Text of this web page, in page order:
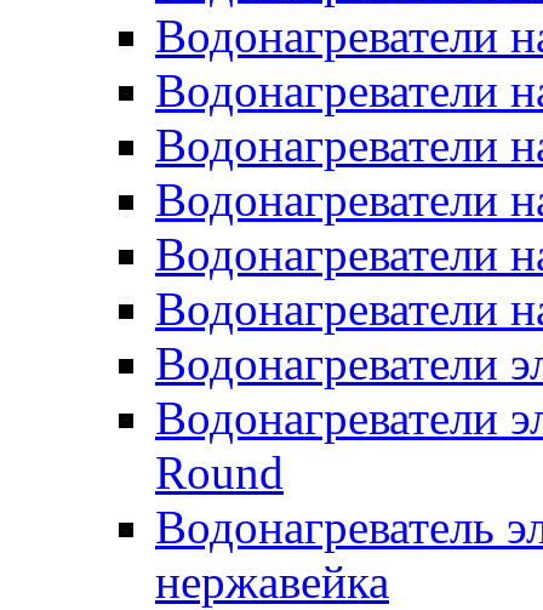
Водонагреватели
Водонагреватели
Водонагреватели
Водонагреватели
Водонагреватели
Водонагреватели
Водонагреватели
Водонагреватели
Round
Водонагреватель
нержавейка